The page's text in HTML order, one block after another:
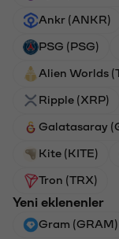
Ankr (ANKR)
PSG (PSG)
Alien Worlds
Ripple (XRP)
Galatasaray
Kite (KITE)
Tron (TRX)
Yeni eklenenler
Gram (GRAM)